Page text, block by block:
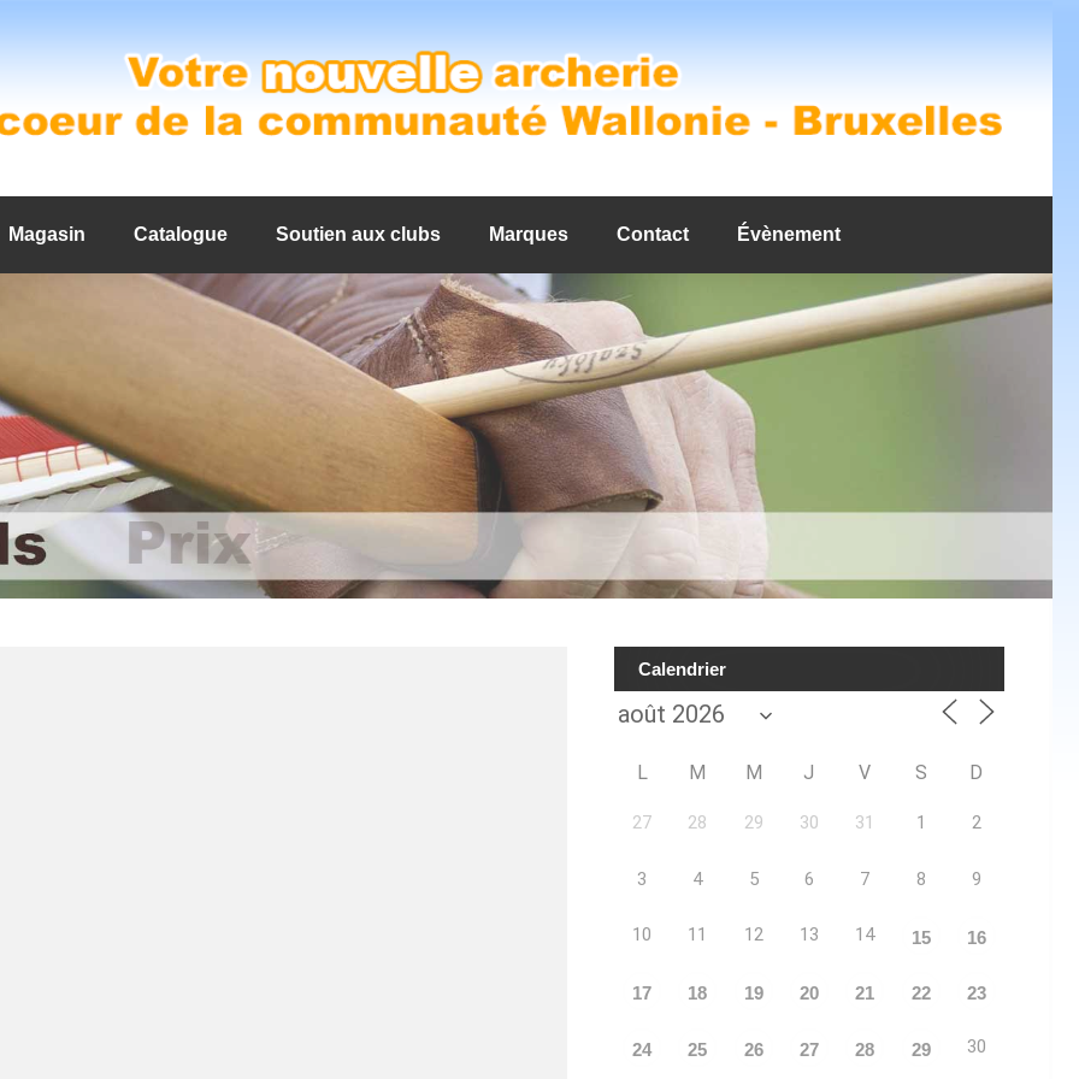
Magasin Catalogue Soutien aux clubs Marques Contact Évènement
Calendrier
L M M J V S D
27 28 29 30 31 1 2
3 4 5 6 7 8 9
10 11 12 13 14 15 16
17 18 19 20 21 22 23
24 25 26 27 28 29 30